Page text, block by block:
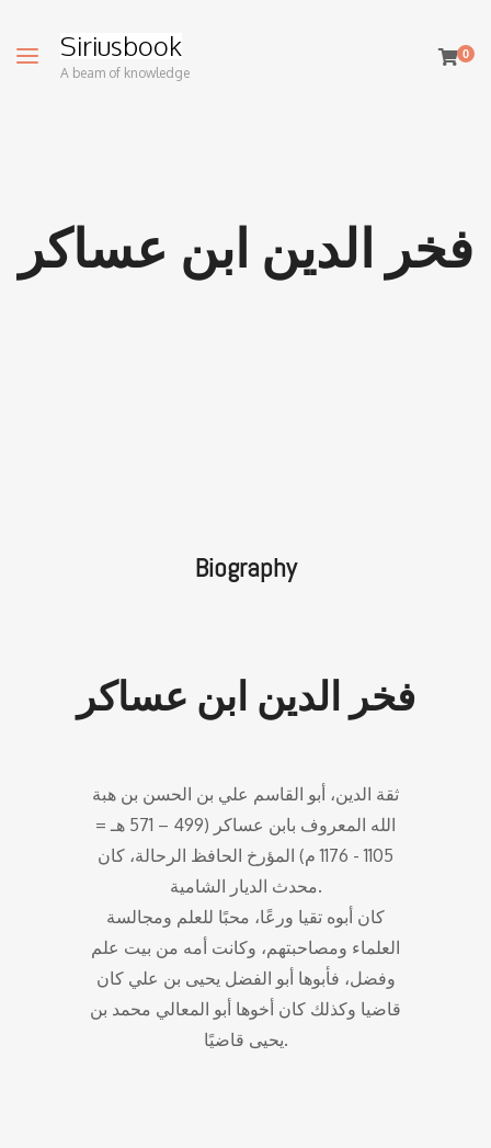
Siriusbook
A beam of knowledge
0
فخر الدين ابن عساكر
Biography
فخر الدين ابن عساكر
ثقة الدين، أبو القاسم علي بن الحسن بن هبة
الله المعروف بابن عساكر (499 – 571 هـ =
1105 - 1176 م) المؤرخ الحافظ الرحالة، كان
محدث الديار الشامية.
كان أبوه تقيا ورعًا، محبًا للعلم ومجالسة
العلماء ومصاحبتهم، وكانت أمه من بيت علم
وفضل، فأبوها أبو الفضل يحيى بن علي كان
قاضيا وكذلك كان أخوها أبو المعالي محمد بن
يحيى قاضيًا.